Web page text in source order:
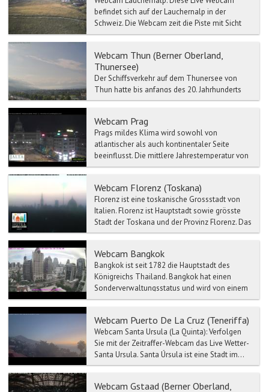
befindet sich auf der Lauchernalp in der
Schweiz. Die Webcam zeit die Piste mit Sicht
au...
Webcam Thun (Berner Oberland,
Thunersee)
Der Schiffsverkehr auf dem Thunersee von
Thun hatte bis anfangs des 20. Jahrhunderts
eine wichtige Funktion für den Personen- und
Webcam Prag
Prags mildes Klima wird sowohl von
atlantischer als auch kontinentaler Seite
beeinflusst. Die mittlere Jahrestemperatur von
Prag liegt um die 8 °C,...
Webcam Florenz (Toskana)
Florenz ist eine toskanische Grossstadt von
Italien. Florenz ist Hauptstadt sowie grösste
Stadt der Toskana und der Provinz Florenz. Das
historisch...
Webcam Bangkok
Bangkok ist seit 1782 die Hauptstadt des
Königreichs Thailand. Bangkok hat einen
Sonderverwaltungsstatus und wird von einem
Gouverneur regiert. Die...
Webcam Puerto De La Cruz (Teneriffa)
Webcam Santa Ursula (La Quinta): Verfolgen
Sie mit der Zeitraffer-Webcam das Live Wetter-
Santa Ursula. Santa Úrsula ist eine Stadt im...
Webcam Gstaad (Berner Oberland,